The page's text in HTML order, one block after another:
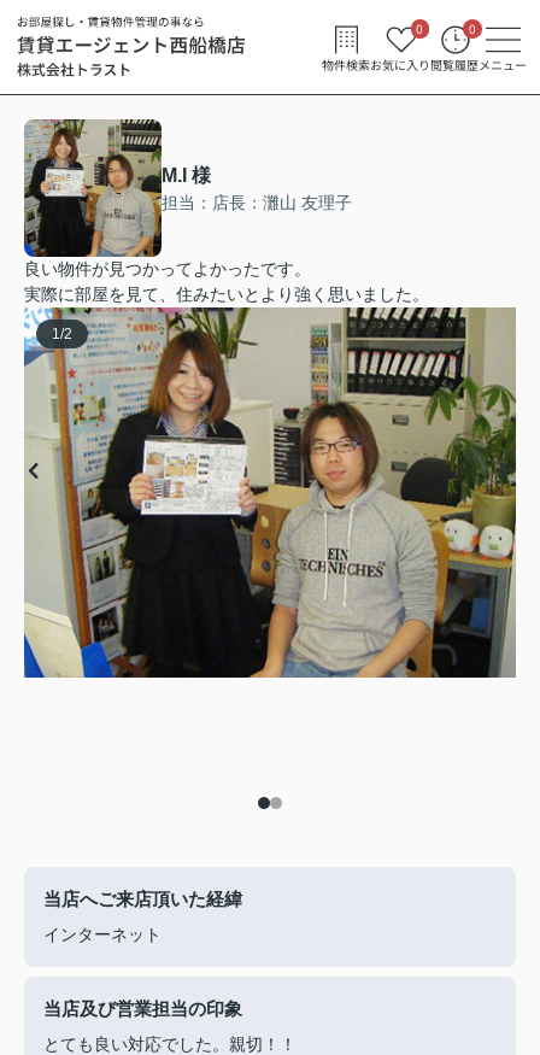
物件検索お気に入り
0
閲覧履歴
0
メニュー
M.I 様
担当：店長：灘山 友理子
良い物件が見つかってよかったです。
実際に部屋を見て、住みたいとより強く思いました。
1/2
当店へご来店頂いた経緯
インターネット
当店及び営業担当の印象
とても良い対応でした。親切！！